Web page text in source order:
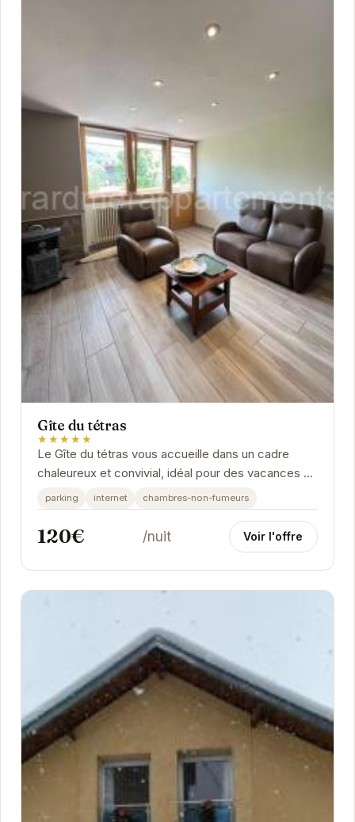
Gîte du tétras
★★★★★
Le Gîte du tétras vous accueille dans un cadre
chaleureux et convivial, idéal pour des vacances en
famille ou entre amis. Profitez d'un séjour au...
parking internet chambres-non-fumeurs
120€ /nuit Voir l'offre